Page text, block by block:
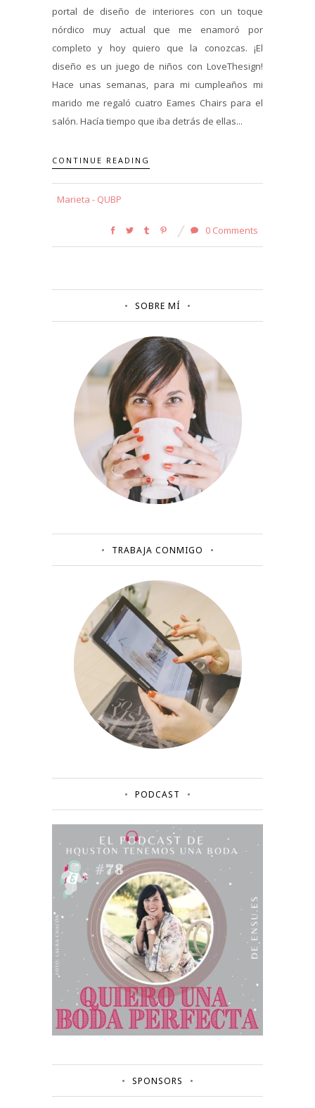
portal de diseño de interiores con un toque
nórdico muy actual que me enamoró por
completo y hoy quiero que la conozcas. ¡El
diseño es un juego de niños con LoveThesign!
Hace unas semanas, para mi cumpleaños mi
marido me regaló cuatro Eames Chairs para el
salón. Hacía tiempo que iba detrás de ellas...
CONTINUE READING
Marieta - QUBP
0 Comments
SOBRE MÍ
TRABAJA CONMIGO
PODCAST
SPONSORS